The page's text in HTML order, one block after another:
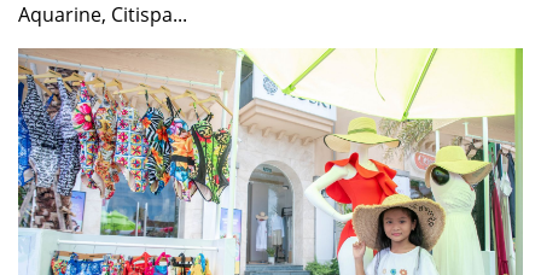
Aquarine, Citispa...